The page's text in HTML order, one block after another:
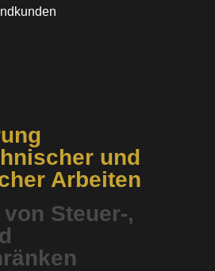
und
Arbeiten
Steuer-,